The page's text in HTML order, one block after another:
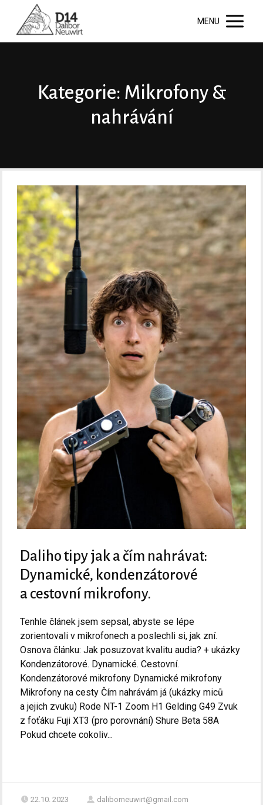
MENU
Kategorie: Mikrofony &
nahrávání
Daliho tipy jak a čím nahrávat:
Dynamické, kondenzátorové
a cestovní mikrofony.
Tenhle článek jsem sepsal, abyste se lépe
zorientovali v mikrofonech a poslechli si, jak zní.
Osnova článku: Jak posuzovat kvalitu audia? + ukázky
Kondenzátorové. Dynamické. Cestovní.
Kondenzátorové mikrofony Dynamické mikrofony
Mikrofony na cesty Čím nahrávám já (ukázky miců
a jejich zvuku) Rode NT-1 Zoom H1 Gelding G49 Zvuk
z foťáku Fuji XT3 (pro porovnání) Shure Beta 58A
Pokud chcete cokoliv...
22.10. 2023
daliborneuwirt@gmail.com